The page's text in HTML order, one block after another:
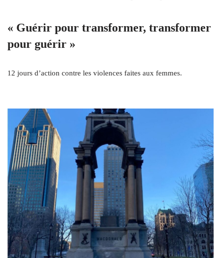
« Guérir pour transformer, transformer
pour guérir »
12 jours d’action contre les violences faites aux femmes.